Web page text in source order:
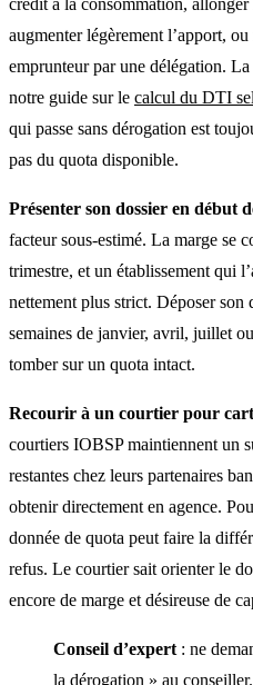
augmenter légèrement l’apport,
emprunteurpar une délégation. La
notre guide sur le calcul du DTI
qui passe sans dérogation est
pas du quota disponible.
Présenter son dossier en début
facteur sous-estimé. La marge se
trimestre, et un établissement qui
nettement plus strict. Déposer son
semaines de janvier, avril, juillet
tomber sur un quota intact.
Recourir à un courtier pour
courtiers IOBSPmaintiennent un
restantes chez leurs partenaires
obtenir directement en agence.
donnée de quota peut faire la
refus. Le courtier sait orienter le
encore de marge et désireuse de
Conseil d’expert : ne
la dérogation » au